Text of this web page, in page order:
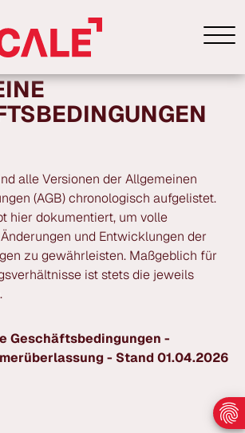
alle Versionen der Allgemeinen
(AGB) chronologisch aufgelistet.
hier dokumentiert, um volle
und Entwicklungen der
zu gewährleisten. Maßgeblich für
ist stets die jeweils
Geschäftsbedingungen -
- Stand 01.04.2026